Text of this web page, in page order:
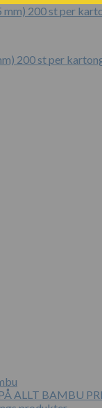
200 st per
ALLT BAMBU